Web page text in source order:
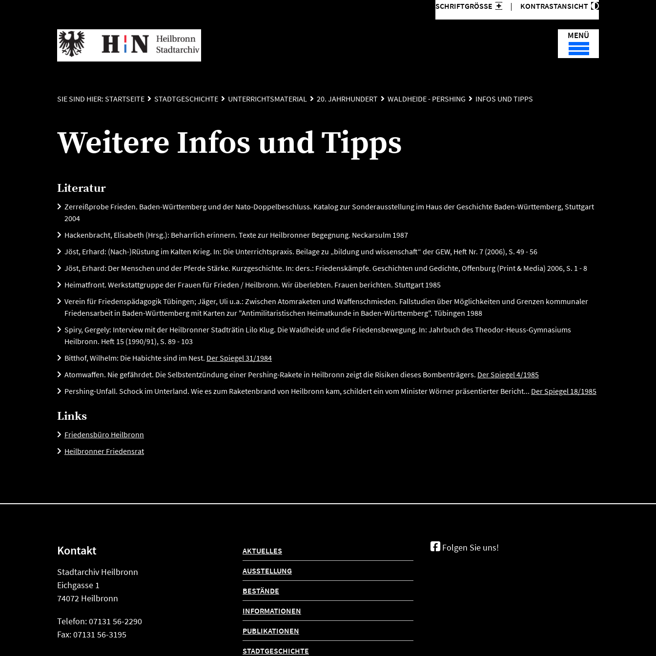
SCHRIFTGRÖSSE KONTRASTANSICHT
MENÜ
SIE SIND HIER: STARTSEITE STADTGESCHICHTE UNTERRICHTSMATERIAL 20. JAHRHUNDERT WALDHEIDE - PERSHING INFOS UND TIPPS
Weitere Infos und Tipps
Literatur
Zerreißprobe Frieden. Baden-Württemberg und der Nato-Doppelbeschluss. Katalog zur Sonderausstellung im Haus der Geschichte Baden-Württemberg, Stuttgart
2004
Hackenbracht, Elisabeth (Hrsg.): Beharrlich erinnern. Texte zur Heilbronner Begegnung. Neckarsulm 1987
Jöst, Erhard: (Nach-)Rüstung im Kalten Krieg. In: Die Unterrichtspraxis. Beilage zu „bildung und wissenschaft“ der GEW, Heft Nr. 7 (2006), S. 49 - 56
Jöst, Erhard: Der Menschen und der Pferde Stärke. Kurzgeschichte. In: ders.: Friedenskämpfe. Geschichten und Gedichte, Offenburg (Print & Media) 2006, S. 1 - 8
Heimatfront. Werkstattgruppe der Frauen für Frieden / Heilbronn. Wir überlebten. Frauen berichten. Stuttgart 1985
Verein für Friedenspädagogik Tübingen; Jäger, Uli u.a.: Zwischen Atomraketen und Waffenschmieden. Fallstudien über Möglichkeiten und Grenzen kommunaler
Friedensarbeit in Baden-Württemberg mit Karten zur "Antimilitaristischen Heimatkunde in Baden-Württemberg". Tübingen 1988
Spiry, Gergely: Interview mit der Heilbronner Stadträtin Lilo Klug. Die Waldheide und die Friedensbewegung. In: Jahrbuch des Theodor-Heuss-Gymnasiums
Heilbronn. Heft 15 (1990/91), S. 89 - 103
Bitthof, Wilhelm: Die Habichte sind im Nest. Der Spiegel 31/1984
Atomwaffen. Nie gefährdet. Die Selbstentzündung einer Pershing-Rakete in Heilbronn zeigt die Risiken dieses Bombenträgers. Der Spiegel 4/1985
Pershing-Unfall. Schock im Unterland. Wie es zum Raketenbrand von Heilbronn kam, schildert ein vom Minister Wörner präsentierter Bericht... Der Spiegel 18/1985
Links
Friedensbüro Heilbronn
Heilbronner Friedensrat
Kontakt
Stadtarchiv Heilbronn
Eichgasse 1
74072 Heilbronn
Telefon: 07131 56-2290
Fax: 07131 56-3195
AKTUELLES
AUSSTELLUNG
BESTÄNDE
INFORMATIONEN
PUBLIKATIONEN
STADTGESCHICHTE
Folgen Sie uns!